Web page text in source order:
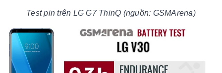
Test pin trên LG G7 ThinQ (nguồn: GSMArena)